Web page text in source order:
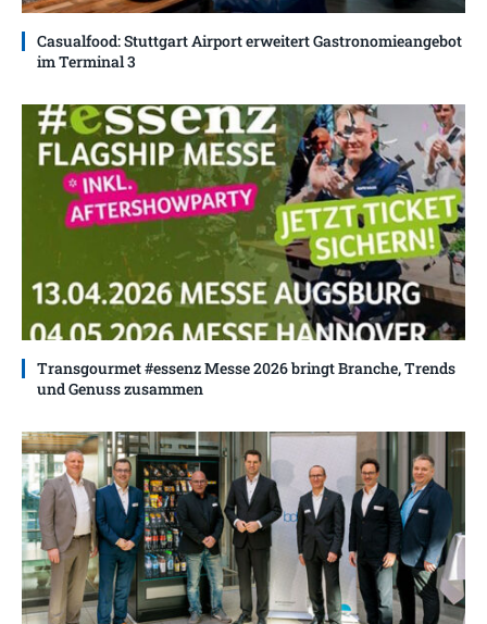
Casualfood: Stuttgart Airport erweitert Gastronomieangebot
im Terminal 3
Transgourmet #essenz Messe 2026 bringt Branche, Trends
und Genuss zusammen